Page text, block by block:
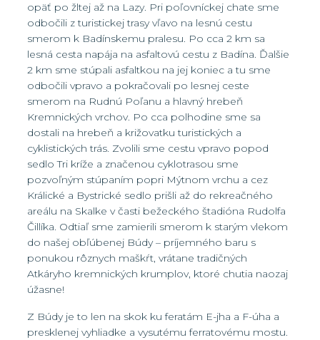
opäť po žltej až na Lazy. Pri poľovníckej chate sme
odbočili z turistickej trasy vľavo na lesnú cestu
smerom k Badínskemu pralesu. Po cca 2 km sa
lesná cesta napája na asfaltovú cestu z Badína. Ďalšie
2 km sme stúpali asfaltkou na jej koniec a tu sme
odbočili vpravo a pokračovali po lesnej ceste
smerom na Rudnú Poľanu a hlavný hrebeň
Kremnických vrchov. Po cca polhodine sme sa
dostali na hrebeň a križovatku turistických a
cyklistických trás. Zvolili sme cestu vpravo popod
sedlo Tri kríže a značenou cyklotrasou sme
pozvoľným stúpaním popri Mýtnom vrchu a cez
Králické a Bystrické sedlo prišli až do rekreačného
areálu na Skalke v časti bežeckého štadióna Rudolfa
Čillíka. Odtiaľ sme zamierili smerom k starým vlekom
do našej obľúbenej Búdy – príjemného baru s
ponukou rôznych maškŕt, vrátane tradičných
Atkáryho kremnických krumplov, ktoré chutia naozaj
úžasne!
Z Búdy je to len na skok ku feratám E-jha a F-úha a
presklenej vyhliadke a vysutému ferratovému mostu.